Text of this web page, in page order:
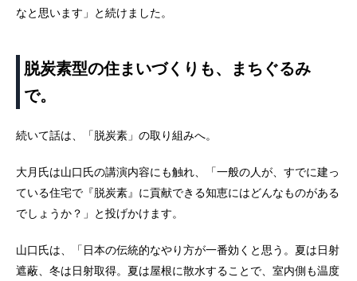
なと思います」と続けました。
脱炭素型の住まいづくりも、まちぐるみ
で。
続いて話は、「脱炭素」の取り組みへ。
大月氏は山口氏の講演内容にも触れ、「一般の人が、すでに建っ
ている住宅で『脱炭素』に貢献できる知恵にはどんなものがある
でしょうか？」と投げかけます。
山口氏は、「日本の伝統的なやり方が一番効くと思う。夏は日射
遮蔽、冬は日射取得。夏は屋根に散水することで、室内側も温度